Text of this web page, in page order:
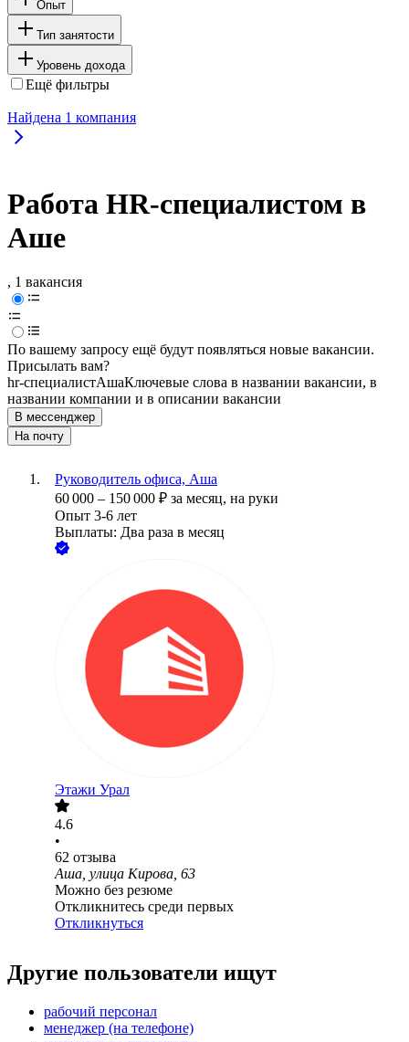
Опыт
Тип занятости
Уровень дохода
Ещё фильтры
Найдена 1 компания
Работа HR-специалистом в
Аше
, 1 вакансия
По вашему запросу ещё будут появляться новые вакансии.
Присылать вам?
hr-специалистАшаКлючевые слова в названии вакансии, в
названии компании и в описании вакансии
В мессенджер
На почту
Руководитель офиса, Аша
60 000 – 150 000 ₽ за месяц, на руки
Опыт 3-6 лет
Выплаты: Два раза в месяц
Этажи Урал
4.6
•
62 отзыва
Аша, улица Кирова, 63
Можно без резюме
Откликнитесь среди первых
Откликнуться
Другие пользователи ищут
рабочий персонал
менеджер (на телефоне)